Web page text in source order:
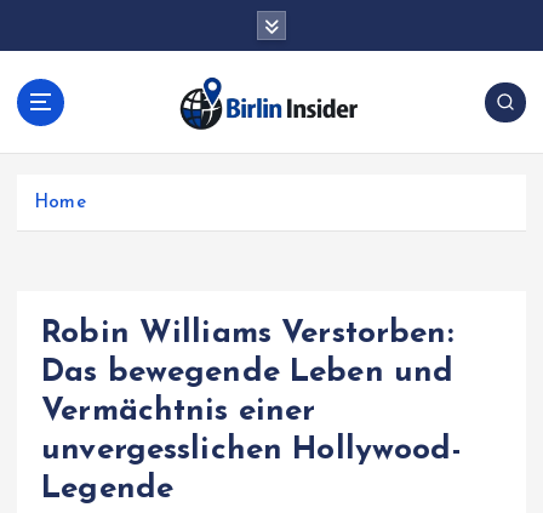
o
Home
Robin Williams Verstorben:
Das bewegende Leben und
Vermächtnis einer
unvergesslichen Hollywood-
Legende